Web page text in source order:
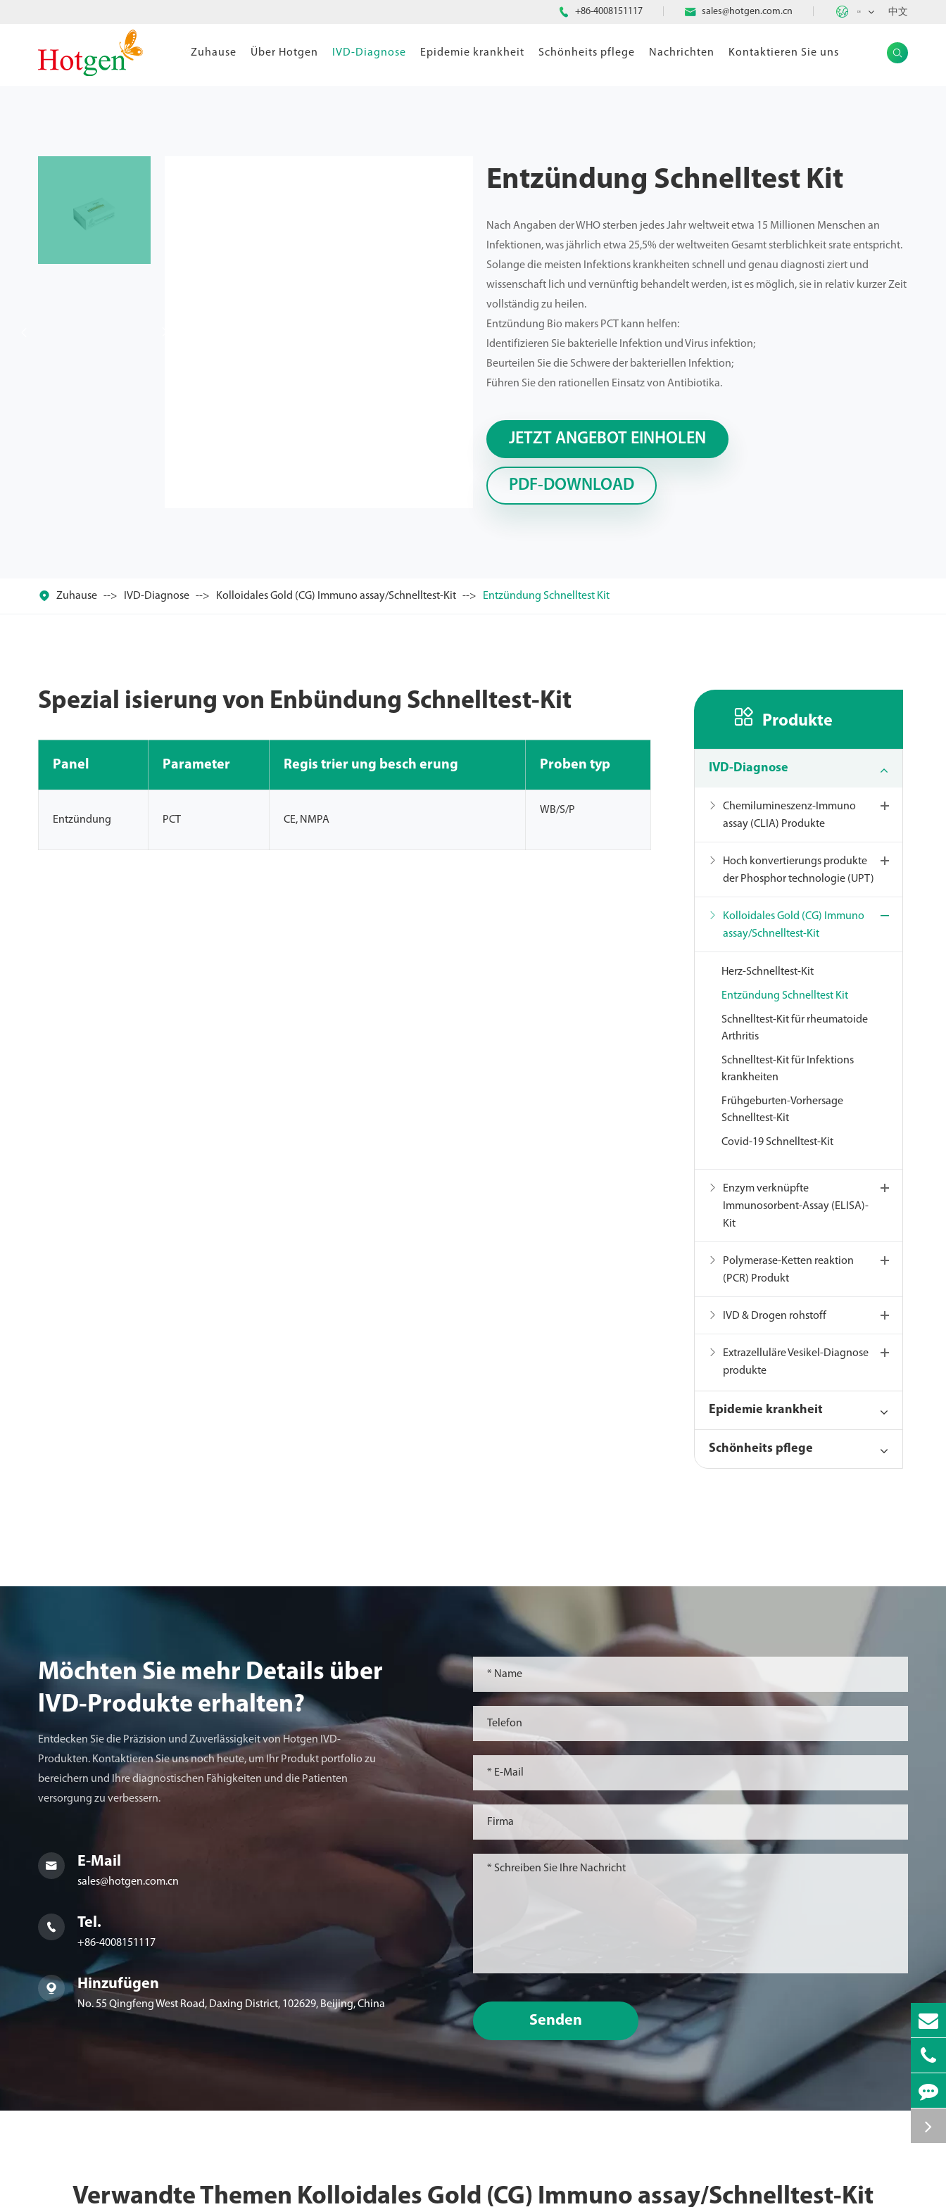
 +86-4008151117  sales@hotgen.com.cn  DE 中文
Zuhause Über Hotgen IVD-Diagnose Epidemie krankheit Schönheits pflege Nachrichten Kontaktieren Sie uns 
Entzündung Schnelltest Kit
Nach Angaben der WHO sterben jedes Jahr weltweit etwa 15 Millionen Menschen an
Infektionen, was jährlich etwa 25,5% der weltweiten Gesamt sterblichkeit srate entspricht.
Solange die meisten Infektions krankheiten schnell und genau diagnosti ziert und
wissenschaft lich und vernünftig behandelt werden, ist es möglich, sie in relativ kurzer Zeit
vollständig zu heilen.
Entzündung Bio makers PCT kann helfen:
Identifizieren Sie bakterielle Infektion und Virus infektion;
Beurteilen Sie die Schwere der bakteriellen Infektion;
Führen Sie den rationellen Einsatz von Antibiotika.
JETZT ANGEBOT EINHOLEN
PDF-DOWNLOAD
 Zuhause IVD-Diagnose Kolloidales Gold (CG) Immuno assay/Schnelltest-Kit Entzündung Schnelltest Kit
Spezial isierung von Enbündung Schnelltest-Kit
Panel Parameter Regis trier ung besch erung Proben typ
Entzündung PCT CE, NMPA
WB/S/P
 Produkte
IVD-Diagnose
Chemilumineszenz-Immuno
assay (CLIA) Produkte
Hoch konvertierungs produkte
der Phosphor technologie (UPT)
Kolloidales Gold (CG) Immuno
assay/Schnelltest-Kit
Herz-Schnelltest-Kit
Entzündung Schnelltest Kit
Schnelltest-Kit für rheumatoide
Arthritis
Schnelltest-Kit für Infektions
krankheiten
Frühgeburten-Vorhersage
Schnelltest-Kit
Covid-19 Schnelltest-Kit
Enzym verknüpfte
Immunosorbent-Assay (ELISA)-
Kit
Polymerase-Ketten reaktion
(PCR) Produkt
IVD & Drogen rohstoff
Extrazelluläre Vesikel-Diagnose
produkte
Epidemie krankheit
Schönheits pflege
Möchten Sie mehr Details über
lVD-Produkte erhalten?
Entdecken Sie die Präzision und Zuverlässigkeit von Hotgen IVD-
Produkten. Kontaktieren Sie uns noch heute, um Ihr Produkt portfolio zu
bereichern und Ihre diagnostischen Fähigkeiten und die Patienten
versorgung zu verbessern.
 E-Mail
sales@hotgen.com.cn
 Tel.
+86-4008151117
 Hinzufügen
No. 55 Qingfeng West Road, Daxing District, 102629, Beijing, China
Senden
Verwandte Themen Kolloidales Gold (CG) Immuno assay/Schnelltest-Kit